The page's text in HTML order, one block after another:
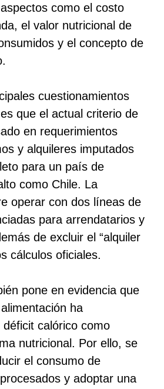
como el costo
el valor nutricional de
y el concepto de
cuestionamientos
que el actual criterio de
en requerimientos
y alquileres imputados
para un país de
como Chile. La
operar con dos líneas de
para arrendatarios y
de excluir el “alquiler
cálculos oficiales.
pone en evidencia que
ha
calórico como
nutricional. Por ello, se
el consumo de
y adoptar una